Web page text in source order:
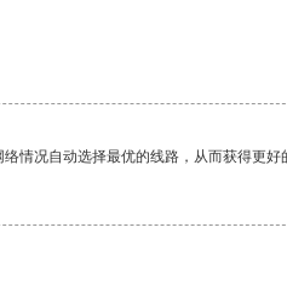
情况自动选择最优的线路，从而获得更好